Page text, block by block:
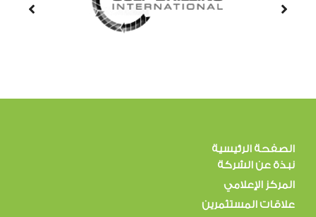
الصفحة الرئيسية
نبذة عن الشركة
المركز الإعلامي
علاقات المستثمرين